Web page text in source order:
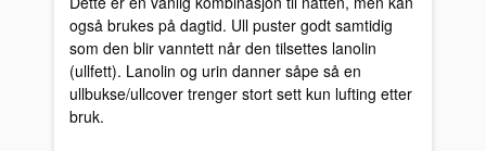
også brukes på dagtid. Ull puster godt samtidig
som den blir vanntett når den tilsettes lanolin
(ullfett). Lanolin og urin danner såpe så en
ullbukse/ullcover trenger stort sett kun lufting etter
bruk.